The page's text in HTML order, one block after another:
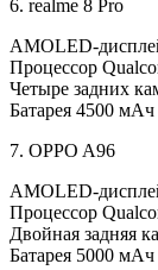
6. realme 8 Pro
AMOLED-
Процессор
Четыре задних
Батарея 4500
7. OPPO A96
AMOLED-
Процессор
Двойная задняя
Батарея 5000